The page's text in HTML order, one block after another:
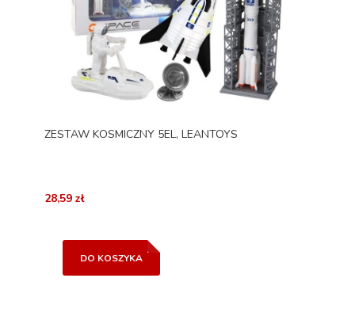
ZESTAW KOSMICZNY 5EL, LEANTOYS
28,59 zł
DO KOSZYKA